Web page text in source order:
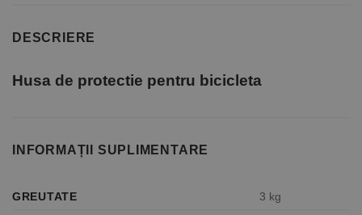
DESCRIERE
Husa de protectie pentru bicicleta
INFORMAȚII SUPLIMENTARE
GREUTATE 3 kg